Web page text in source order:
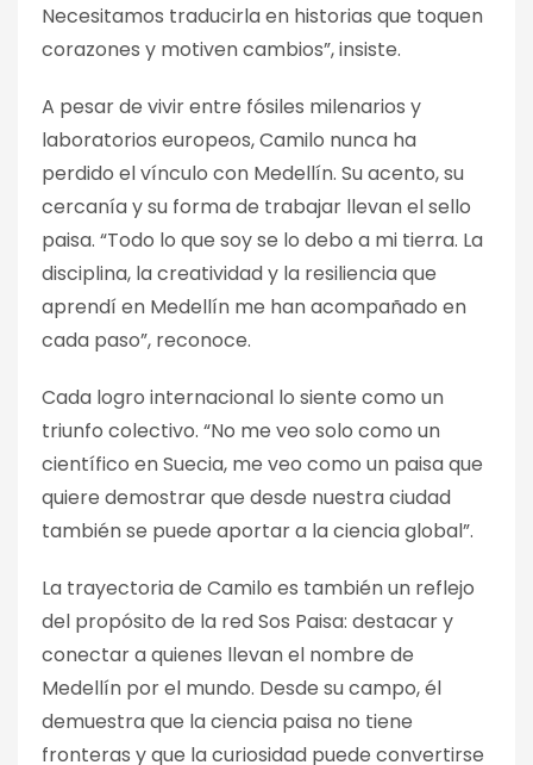
Necesitamos traducirla en historias que toquen
corazones y motiven cambios”, insiste.
A pesar de vivir entre fósiles milenarios y
laboratorios europeos, Camilo nunca ha
perdido el vínculo con Medellín. Su acento, su
cercanía y su forma de trabajar llevan el sello
paisa. “Todo lo que soy se lo debo a mi tierra. La
disciplina, la creatividad y la resiliencia que
aprendí en Medellín me han acompañado en
cada paso”, reconoce.
Cada logro internacional lo siente como un
triunfo colectivo. “No me veo solo como un
científico en Suecia, me veo como un paisa que
quiere demostrar que desde nuestra ciudad
también se puede aportar a la ciencia global”.
La trayectoria de Camilo es también un reflejo
del propósito de la red Sos Paisa: destacar y
conectar a quienes llevan el nombre de
Medellín por el mundo. Desde su campo, él
demuestra que la ciencia paisa no tiene
fronteras y que la curiosidad puede convertirse